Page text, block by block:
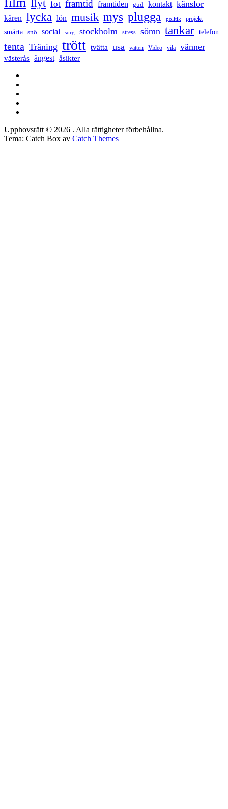
flyt fot framtid framtiden gud kontakt känslor
kåren lycka lön musik mys plugga politik projekt
smärta snö social sorg stockholm stress sömn tankar telefon
tenta Träning trött tvätta usa vatten Video vila vänner
västerås ångest åsikter
Upphovsrätt © 2026 . Alla rättigheter förbehållna.
Tema: Catch Box av Catch Themes